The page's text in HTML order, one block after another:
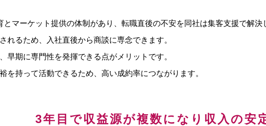
マーケット提供の体制があり、転職直後の不安を同社は集客支援で解決
れるため、入社直後から商談に専念できます。
早期に専門性を発揮できる点がメリットです。
を持って活動できるため、高い成約率につながります。
3年目で収益源が複数になり収入の安